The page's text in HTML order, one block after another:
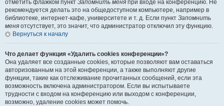
отметить флажком пункт Запомнить меня при входе на конференцию. Не
рекомендуется делать это на общедоступном компьютере, например в
библиотеке, интернет-кафе, университете и т. д. Если пункт Запомнить
меня отсутствует, это значит, что администратор отключил эту функцию.
Вернуться к началу
Что делает функция «Удалить cookies конференции»?
Она удаляет все созданные cookies, которые позволяют вам оставаться
авторизованным на этой конференции, а также выполняют другие
функции, такие как отслеживание прочитанных сообщений, если эта
возможность включена администратором. Если вы испытываете
трудности с входом на конференцию или выходом с конференции,
возможно, удаление cookies может помочь.